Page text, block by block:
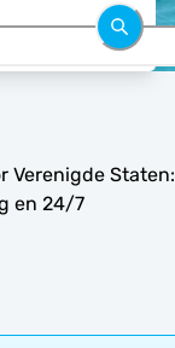
Verenigde Staten:
en 24/7